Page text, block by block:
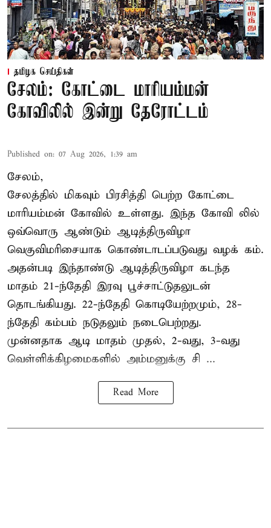
தமிழக செய்திகள்
சேலம்: கோட்டை மாரியம்மன்
கோவிலில் இன்று தேரோட்டம்
Published on: 07 Aug 2026, 1:39 am
சேலம்,
சேலத்தில் மிகவும் பிரசித்தி பெற்ற கோட்டை
மாரியம்மன் கோவில் உள்ளது. இந்த கோவி லில்
ஒவ்வொரு ஆண்டும் ஆடித்திருவிழா
வெகுவிமரிசையாக கொண்டாடப்படுவது வழக் கம்.
அதன்படி இந்தாண்டு ஆடித்திருவிழா கடந்த
மாதம் 21-ந்தேதி இரவு பூச்சாட்டுதலுடன்
தொடங்கியது. 22-ந்தேதி கொடியேற்றமும், 28-
ந்தேதி கம்பம் நடுதலும் நடைபெற்றது.
முன்னதாக ஆடி மாதம் முதல், 2-வது, 3-வது
வெள்ளிக்கிழமைகளில் அம்மனுக்கு சி ...
Read More